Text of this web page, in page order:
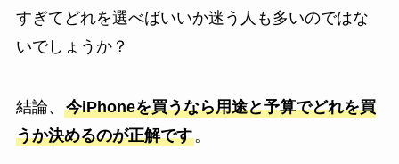
すぎてどれを選べばいいか迷う人も多いのではな
いでしょうか？
結論、 今iPhoneを買うなら用途と予算でどれを買
うか決めるのが正解です。